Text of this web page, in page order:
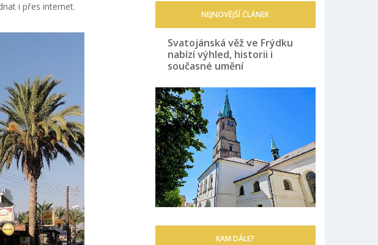
i přes internet.
NEJNOVĚJŠÍ ČLÁNEK
Svatojánská věž ve Frýdku
nabízí výhled, historii i
současné umění
KAM DÁLE?